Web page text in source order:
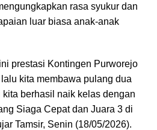
rasa syukur dan
luar biasa anak-anak
prestasi Kontingen Purworejo
kita membawa pulang dua
berhasil naik kelas dengan
Siaga Cepat dan Juara 3 di
Tamsir, Senin (18/05/2026).